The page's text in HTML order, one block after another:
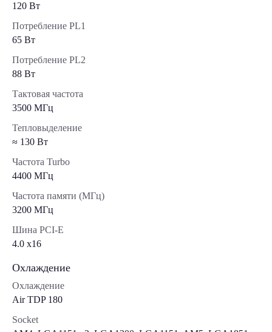
120 Вт
Потребление PL1
65 Вт
Потребление PL2
88 Вт
Тактовая частота
3500 МГц
Тепловыделение
≈ 130 Вт
Частота Turbo
4400 МГц
Частота памяти (МГц)
3200 МГц
Шина PCI-E
4.0 x16
Охлаждение
Охлаждение
Air TDP 180
Socket